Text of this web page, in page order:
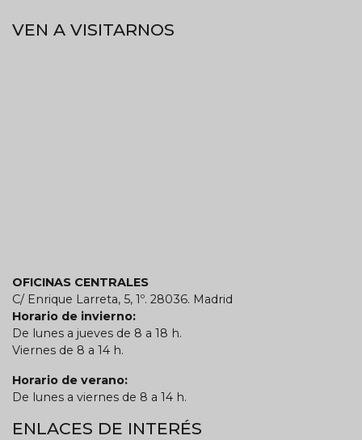
VEN A VISITARNOS
OFICINAS CENTRALES
C/ Enrique Larreta, 5, 1º. 28036. Madrid
Horario de invierno:
De lunes a jueves de 8 a 18 h.
Viernes de 8 a 14 h.
Horario de verano:
De lunes a viernes de 8 a 14 h.
ENLACES DE INTERÉS